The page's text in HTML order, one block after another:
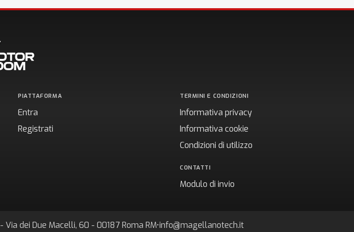
PIATTAFORMA
Entra
Registrati
TERMINI E CONDIZIONI
Informativa privacy
Informativa cookie
Condizioni di utilizzo
CONTATTI
Modulo di invio
- Via dei Due Macelli, 60 - 00187 Roma RM•info@magellanotech.it